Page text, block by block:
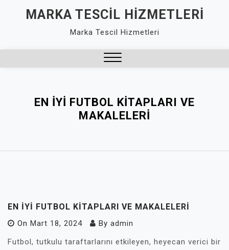
MARKA TESCIL HIZMETLERI
Marka Tescil Hizmetleri
EN İYI FUTBOL KITAPLARI VE
MAKALELERI
EN İYI FUTBOL KITAPLARI VE MAKALELERI
On Mart 18, 2024 By admin
Futbol, tutkulu taraftarlarını etkileyen, heyecan verici bir